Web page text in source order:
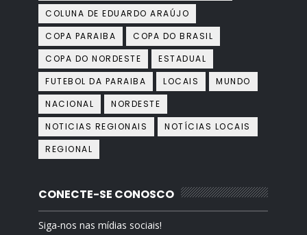
COLUNA DE EDUARDO ARAÚJO
COPA PARAIBA
COPA DO BRASIL
COPA DO NORDESTE
ESTADUAL
FUTEBOL DA PARAIBA
LOCAIS
MUNDO
NACIONAL
NORDESTE
NOTICIAS REGIONAIS
NOTÍCIAS LOCAIS
REGIONAL
CONECTE-SE CONOSCO
Siga-nos nas mídias sociais!